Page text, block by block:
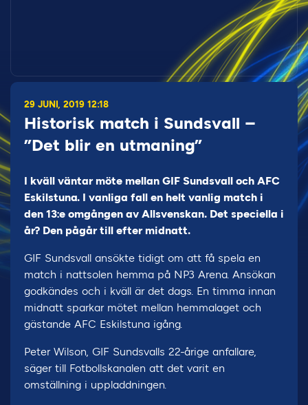
29 JUNI, 2019 12:18
Historisk match i Sundsvall –
”Det blir en utmaning”
I kväll väntar möte mellan GIF Sundsvall och AFC
Eskilstuna. I vanliga fall en helt vanlig match i
den 13:e omgången av Allsvenskan. Det speciella i
år? Den pågår till efter midnatt.
GIF Sundsvall ansökte tidigt om att få spela en
match i nattsolen hemma på NP3 Arena. Ansökan
godkändes och i kväll är det dags. En timma innan
midnatt sparkar mötet mellan hemmalaget och
gästande AFC Eskilstuna igång.
Peter Wilson, GIF Sundsvalls 22-årige anfallare,
säger till Fotbollskanalen att det varit en
omställning i uppladdningen.